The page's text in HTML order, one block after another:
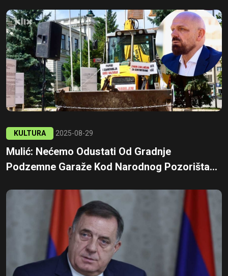
KULTURA 2025-08-29
Mulić: Nećemo Odustati Od Gradnje
Podzemne Garaže Kod Narodnog Pozorišta...